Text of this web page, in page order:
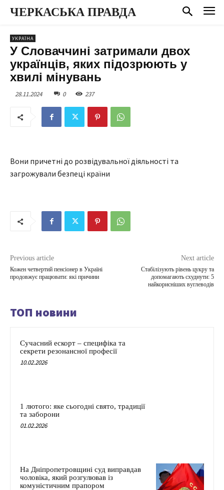
ЧЕРКАСЬКА ПРАВДА
УКРАЇНА
У Словаччині затримали двох
українців, яких підозрюють у
хвилі мінувань
28.11.2024 0 237
Вони причетні до розвідувальної діяльності та
загрожували безпеці країни
Previous article
Кожен четвертий пенсіонер в Україні
продовжує працювати: які причини
Next article
Стабілізують рівень цукру та
допомагають схуднути: 5
найкорисніших вуглеводів
ТОП новини
Сучасний ескорт – специфіка та
секрети резонансної професії
10.02.2026
1 лютого: яке сьогодні свято, традиції
та заборони
01.02.2026
На Дніпропетровщині суд виправдав
чоловіка, який розгулював із
комуністичним прапором